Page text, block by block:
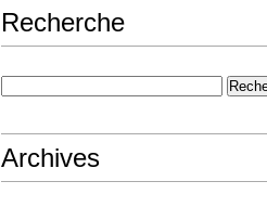
Recherche
Archives